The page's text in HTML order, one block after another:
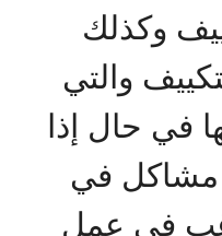
وكذلك
والتي
في حال إذا
مشاكل في
في عمل